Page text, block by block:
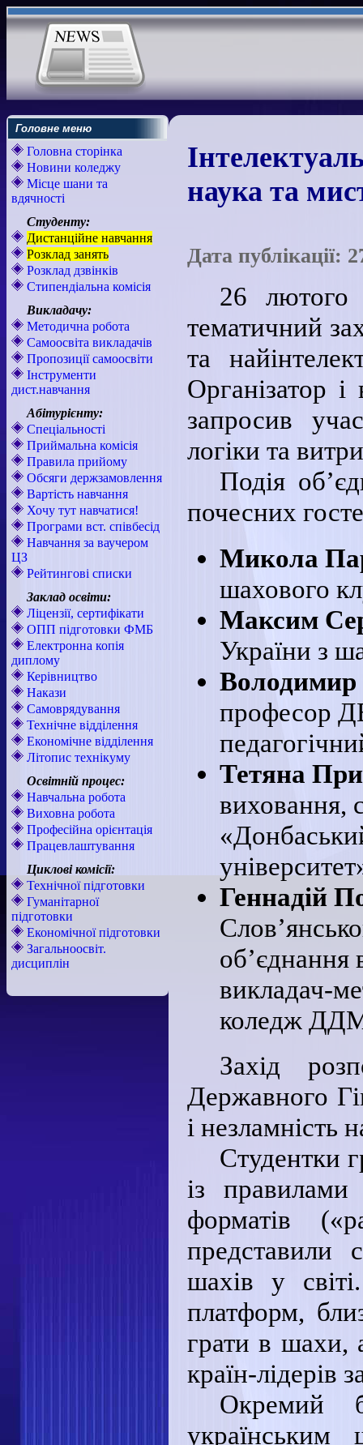
Головне меню
Головна сторінка
Новини коледжу
Місце шани та
вдячності
Студенту:
Дистанційне навчання
Розклад занять
Розклад дзвінків
Стипендіальна комісія
Викладачу:
Методична робота
Самоосвіта викладачів
Пропозиції самоосвіти
Інструменти
дист.навчання
Абітурієнту:
Спеціальності
Приймальна комісія
Правила прийому
Обсяги держзамовлення
Вартість навчання
Хочу тут навчатися!
Програми вст. співбесід
Навчання за ваучером
ЦЗ
Рейтингові списки
Заклад освіти:
Ліцензії, сертифікати
ОПП підготовки ФМБ
Електронна копія
диплому
Керівництво
Накази
Самоврядування
Технічне відділення
Економічне відділення
Літопис технікуму
Освітній процес:
Навчальна робота
Виховна робота
Професійна орієнтація
Працевлаштування
Циклові комісії:
Технічної підготовки
Гуманітарної
підготовки
Економічної підготовки
Загальноосвіт.
дисциплін
наука та
Дата публікації:
26 лютого
тематичний
та
Організатор
запросив
логіки та
Подія
почесних
Микола
шахового
Максим
України з
професор
Тетяна
виховання,
Геннадій
об’єднання
викладач-
коледж
Захід
Державного
і незламність
Студентки
із
форматів
представили
шахів у
платформ,
грати в шахи,
країн-лідерів
Окремий
українським